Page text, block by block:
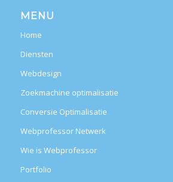
MENU
Home
Diensten
Webdesign
Zoekmachine optimalisatie
Conversie Optimalisatie
Webprofessor Netwerk
Wie is Webprofessor
Portfolio